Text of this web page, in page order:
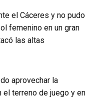
el Cáceres y no pudo
femenino en un gran
las altas
aprovechar la
terreno de juego y en